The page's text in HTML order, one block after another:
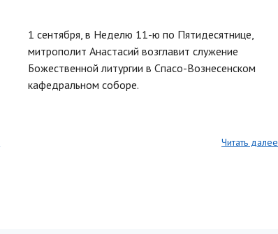
1 сентября, в Неделю 11-ю по Пятидесятнице,
митрополит Анастасий возглавит служение
Божественной литургии в Спасо-Вознесенском
кафедральном соборе.
Читать далее